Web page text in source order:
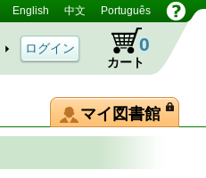
English 中文 Português
カート
0
マイ図書館